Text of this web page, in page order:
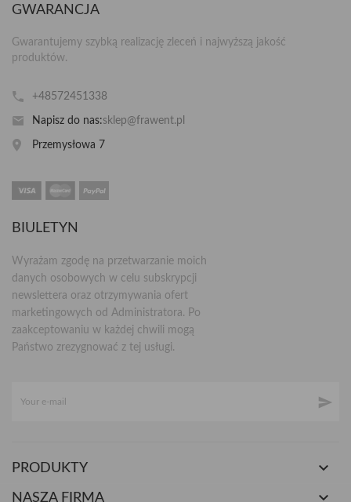
GWARANCJA
Gwarantujemy szybką realizację zleceń i najwyższą jakość
produktów.
+48572451338
Napisz do nas:sklep@frawent.pl
Przemysłowa 7
BIULETYN
Wyrażam zgodę na przetwarzanie moich
danych osobowych w celu subskrypcji
newslettera oraz otrzymywania ofert
marketingowych od Administratora. Po
zaakceptowaniu w każdej chwili mogą
Państwo zrezygnować z tej usługi.

PRODUKTY 
NASZA FIRMA 